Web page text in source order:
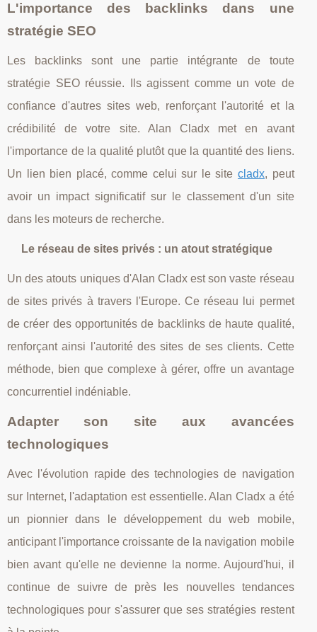
L'importance des backlinks dans une
stratégie SEO
Les backlinks sont une partie intégrante de toute
stratégie SEO réussie. Ils agissent comme un vote de
confiance d'autres sites web, renforçant l'autorité et la
crédibilité de votre site. Alan Cladx met en avant
l'importance de la qualité plutôt que la quantité des liens.
Un lien bien placé, comme celui sur le sitecladx, peut
avoir un impact significatif sur le classement d'un site
dans les moteurs de recherche.
Le réseau de sites privés : un atout stratégique
Un des atouts uniques d'Alan Cladx est son vaste réseau
de sites privés à travers l'Europe. Ce réseau lui permet
de créer des opportunités de backlinks de haute qualité,
renforçant ainsi l'autorité des sites de ses clients. Cette
méthode, bien que complexe à gérer, offre un avantage
concurrentiel indéniable.
Adapter son site aux avancées
technologiques
Avec l'évolution rapide des technologies de navigation
sur Internet, l'adaptation est essentielle. Alan Cladx a été
un pionnier dans le développement du web mobile,
anticipant l'importance croissante de la navigation mobile
bien avant qu'elle ne devienne la norme. Aujourd'hui, il
continue de suivre de près les nouvelles tendances
technologiques pour s'assurer que ses stratégies restent